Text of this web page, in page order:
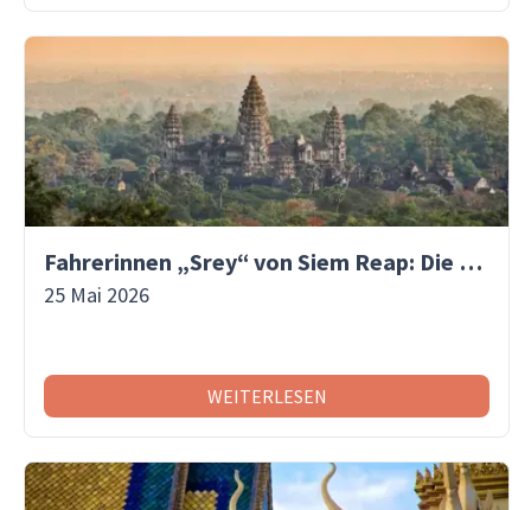
Fahrerinnen „Srey“ von Siem Reap: Die Frauen, die den Wandel in Kambodscha vorantreiben | Asiaventura
25 Mai 2026
WEITERLESEN